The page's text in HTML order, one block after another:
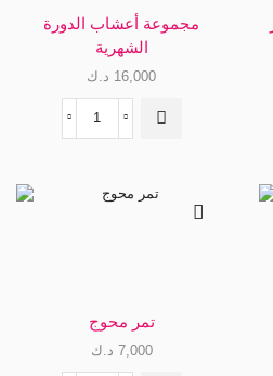
مجموعة أعشاب الدورة
الشهرية
16,000 د.ك
مجموعة
الشهرية
تمر محوج
7,000 د.ك